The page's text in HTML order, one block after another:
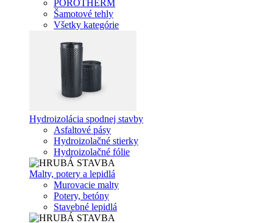
POROTHERM
Šamotové tehly
Všetky kategórie
Hydroizolácia spodnej stavby
Asfaltové pásy
Hydroizolačné stierky
Hydroizolačné fólie
Malty, potery a lepidlá
Murovacie malty
Potery, betóny
Stavebné lepidlá